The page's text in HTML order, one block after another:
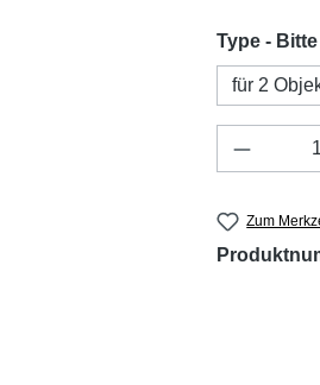
Type -
für 2
Zum